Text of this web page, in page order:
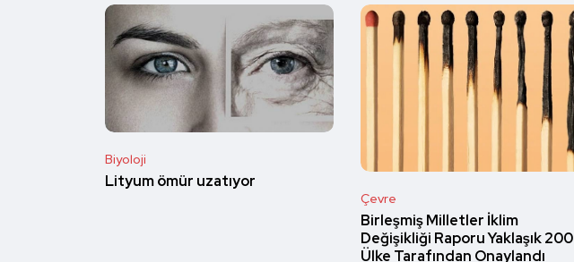
Biyoloji
Lityum ömür uzatıyor
Çevre
Birleşmiş Milletler İklim
Değişikliği Raporu Yaklaşık 200
Ülke Tarafından Onaylandı